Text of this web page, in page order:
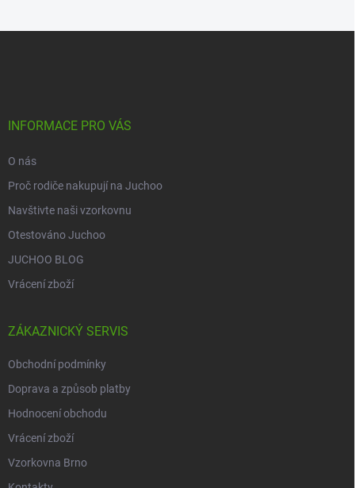
INFORMACE PRO VÁS
O nás
Proč rodiče nakupují na Juchoo
Navštivte naši vzorkovnu
Otestováno Juchoo
JUCHOO BLOG
Vrácení zboží
ZÁKAZNICKÝ SERVIS
Obchodní podmínky
Doprava a způsob platby
Hodnocení obchodu
Vrácení zboží
Vzorkovna Brno